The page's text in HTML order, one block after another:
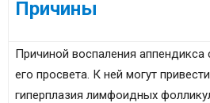
Причины
Причиной воспаления аппендикса
его просвета. К ней могут
гиперплазия лимфоидных